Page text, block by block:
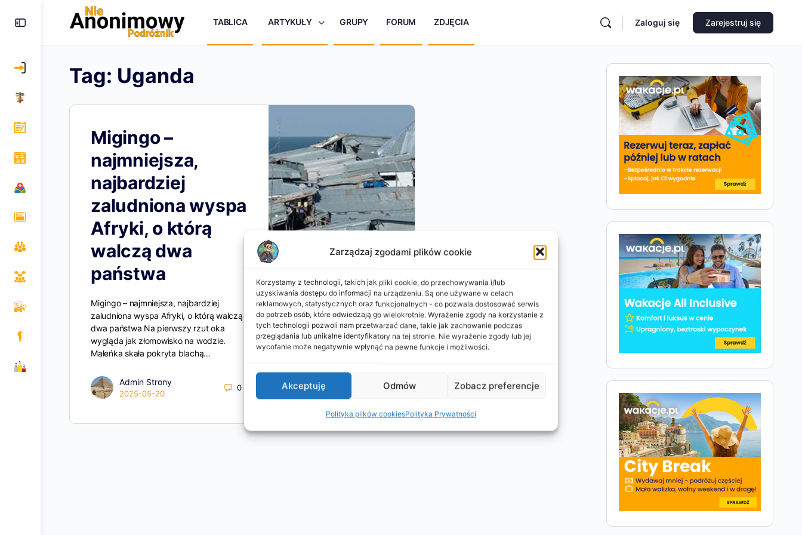
Zarządzaj zgodami plików cookie
Korzystamy z technologii, takich jak pliki cookie, do przechowywania i/lub
uzyskiwania dostępu do informacji na urządzeniu. Są one używane w celach
reklamowych, statystycznych oraz funkcjonalnych - co pozwala dostosować serwis
do potrzeb osób, które odwiedzają go wielokrotnie. Wyrażenie zgody na korzystanie z
tych technologii pozwoli nam przetwarzać dane, takie jak zachowanie podczas
przeglądania lub unikalne identyfikatory na tej stronie. Nie wyrażenie zgody lub jej
wycofanie może negatywnie wpłynąć na pewne funkcje i możliwości.
Akceptuję Odmów Zobacz preferencje
Polityka plików cookiesPolityka Prywatności
TABLICA ARTYKUŁY GRUPY FORUM ZDJĘCIA Zaloguj się Zarejestruj się
Tag: Uganda
Migingo –
najmniejsza,
najbardziej
zaludniona wyspa
Afryki, o którą
walczą dwa
państwa
Migingo – najmniejsza, najbardziej
zaludniona wyspa Afryki, o którą walczą
dwa państwa Na pierwszy rzut oka
wygląda jak złomowisko na wodzie.
Maleńka skała pokryta blachą…
Admin Strony
2025-05-20
0